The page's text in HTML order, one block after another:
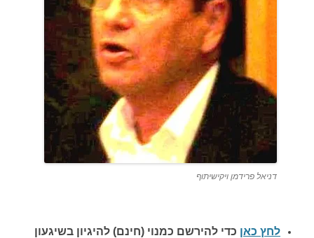
דניאל פרידמן ויקישיתוף
לחץ כאן כדי להירשם כמנוי (חינם) להיגיון בשיגעון